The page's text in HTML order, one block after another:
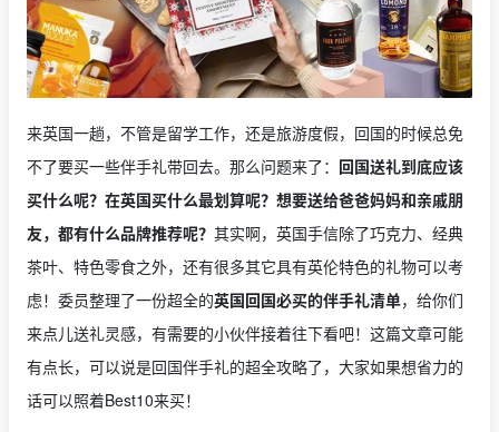
来英国一趟，不管是留学工作，还是旅游度假，回国的时候总免
不了要买一些伴手礼带回去。那么问题来了： 回国送礼到底应该
买什么呢？在英国买什么最划算呢？想要送给爸爸妈妈和亲戚朋
友，都有什么品牌推荐呢？ 其实啊，英国手信除了巧克力、经典
茶叶、特色零食之外，还有很多其它具有英伦特色的礼物可以考
虑！委员整理了一份超全的英国回国必买的伴手礼清单，给你们
来点儿送礼灵感，有需要的小伙伴接着往下看吧！这篇文章可能
有点长，可以说是回国伴手礼的超全攻略了，大家如果想省力的
话可以照着Best10来买！